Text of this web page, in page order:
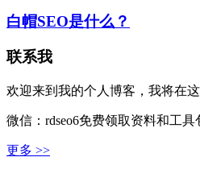
白帽SEO是什么？
联系我
欢迎来到我的个人博客，我将在
微信：rdseo6免费领取资料和工具
更多 >>